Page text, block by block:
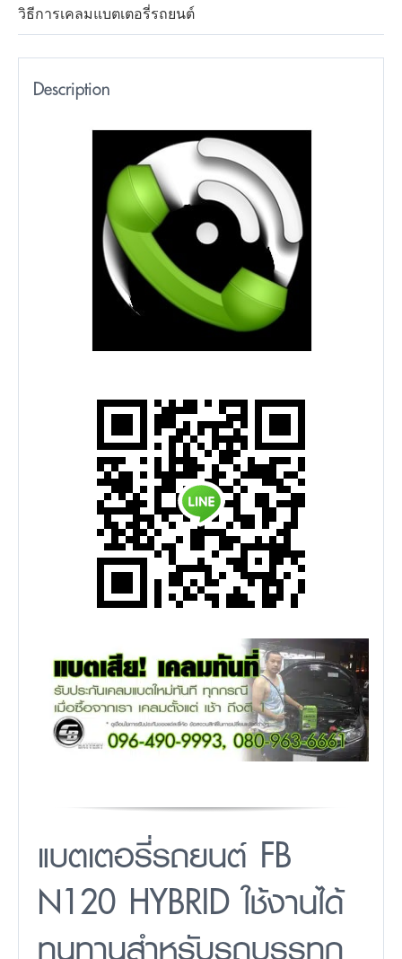
วิธีการเคลมแบตเตอรี่รถยนต์
Description
แบตเตอรี่รถยนต์ FB
N120 HYBRID ใช้งานได้
ทนทานสำหรับรถบรรทุก